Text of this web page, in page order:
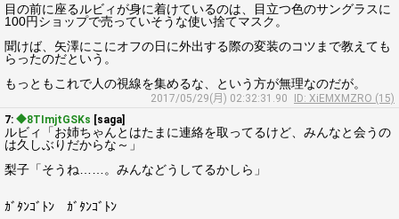
目の前に座るルビィが身に着けているのは、目立つ色のサングラスに
100円ショップで売っていそうな使い捨てマスク。
聞けば、矢澤にこにオフの日に外出する際の変装のコツまで教えても
らったのだという。
もっともこれで人の視線を集めるな、という方が無理なのだが。
2017/05/29(月) 02:32:31.90
ID: XiEMXMZRO (15)
7: ◆8TImjtGSKs [saga]
ルビィ「お姉ちゃんとはたまに連絡を取ってるけど、みんなと会うの
は久しぶりだからな～」
梨子「そうね……。みんなどうしてるかしら」
ｶﾞﾀﾝｺﾞﾄﾝ ｶﾞﾀﾝｺﾞﾄﾝ